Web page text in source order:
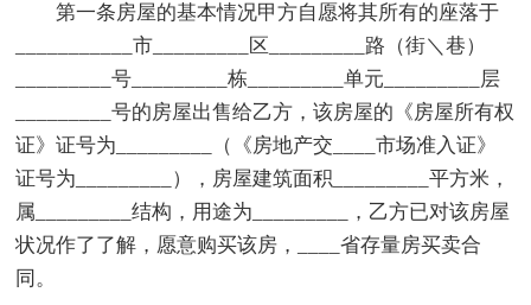
第一条房屋的基本情况甲方自愿将其所有的座落于
___________市_________区_________路（街＼巷）
_________号_________栋_________单元_________层
_________号的房屋出售给乙方，该房屋的《房屋所有权
证》证号为_________（《房地产交____市场准入证》
证号为_________），房屋建筑面积_________平方米，
属_________结构，用途为_________，乙方已对该房屋
状况作了了解，愿意购买该房，____省存量房买卖合
同。